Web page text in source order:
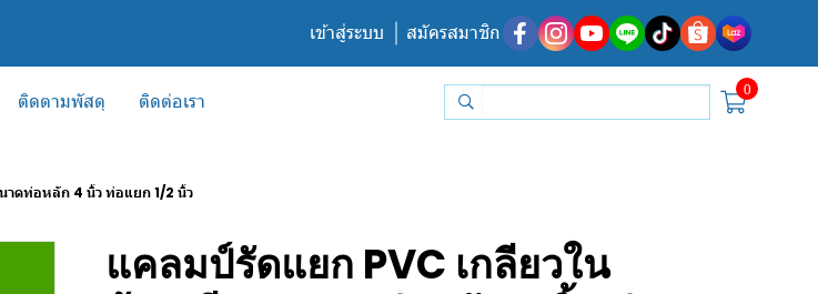
เข้าสู่ระบบ สมัครสมาชิก
ติดตามพัสดุ ติดต่อเรา 0
าดท่อหลัก 4 นิ้ว ท่อแยก 1/2 นิ้ว
แคลมป์รัดแยก PVC เกลียวใน